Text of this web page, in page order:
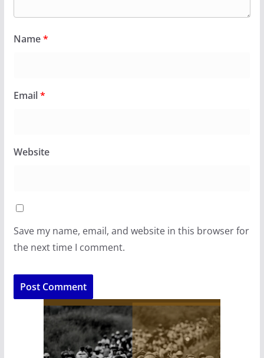
Name*
Email*
Website
Save my name, email, and website in this browser for
the next time I comment.